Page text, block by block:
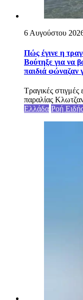
6 Αυγούστου
Πώς έγινε η
Βούτηξε για να
παιδιά φώναζαν
Τραγικές στιγμές
παραλίας
Ελλάδα Ροή